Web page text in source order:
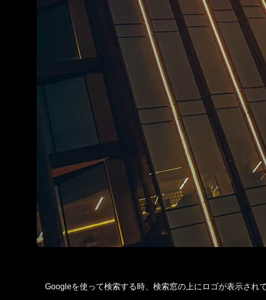
Googleを使って検索する時、検索窓の上にロゴが表示され